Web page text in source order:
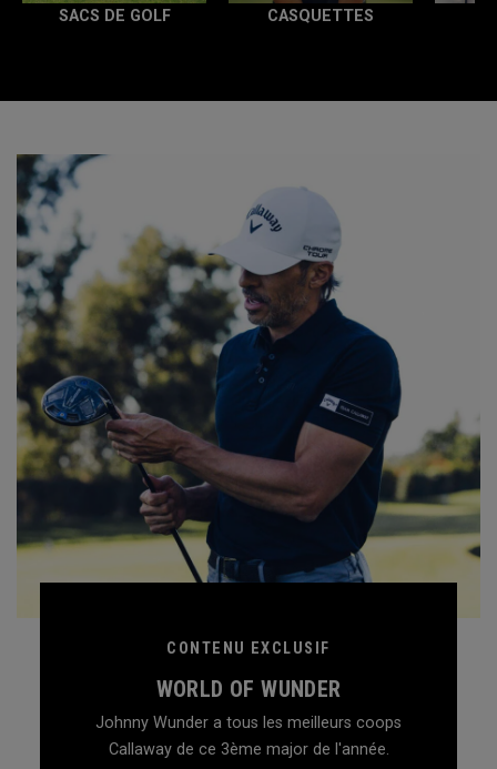
SACS DE GOLF CASQUETTES
CONTENU EXCLUSIF
WORLD OF WUNDER
Johnny Wunder a tous les meilleurs coops
Callaway de ce 3ème major de l'année.